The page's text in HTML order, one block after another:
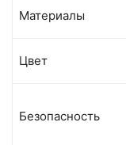
Материалы
Цвет
Безопасность